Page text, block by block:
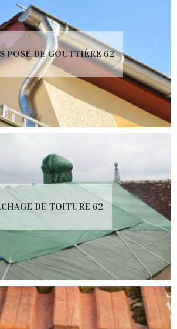
POSE DE GOUTTIÈRE 62
DE TOITURE 62